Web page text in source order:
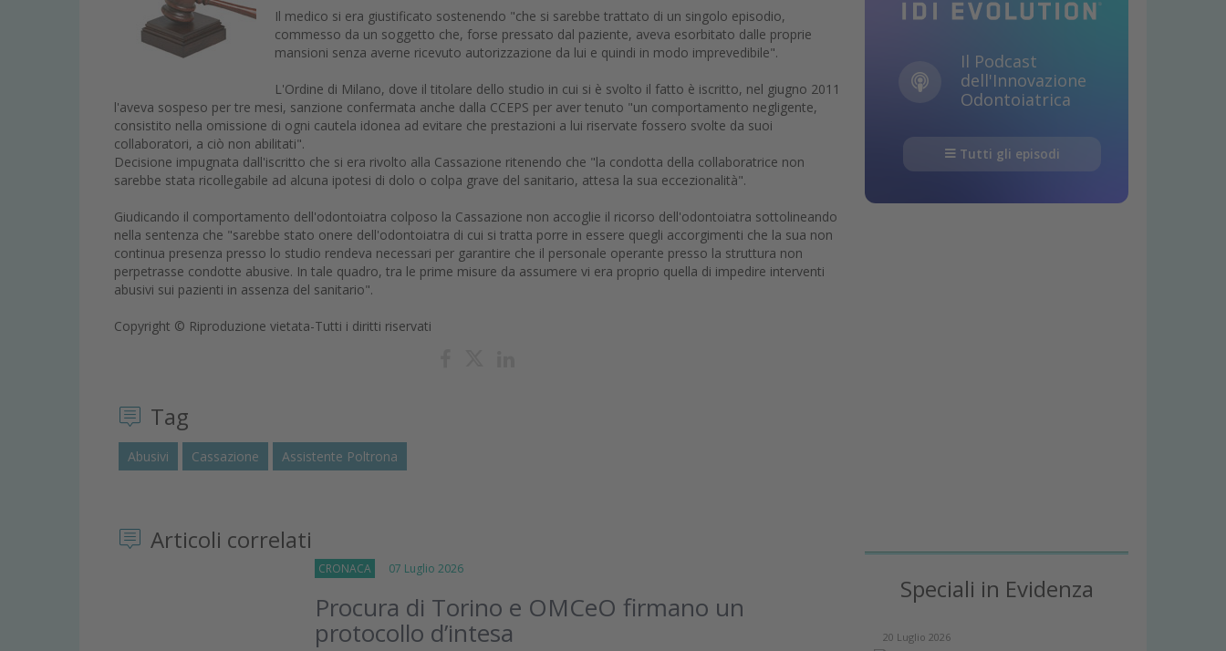
Il medico si era giustificato sostenendo "che si sarebbe trattato di un singolo episodio,
commesso da un soggetto che, forse pressato dal paziente, aveva esorbitato dalle proprie
mansioni senza averne ricevuto autorizzazione da lui e quindi in modo imprevedibile".
L'Ordine di Milano, dove il titolare dello studio in cui si è svolto il fatto è iscritto, nel giugno 2011
l'aveva sospeso per tre mesi, sanzione confermata anche dalla CCEPS per aver tenuto "un comportamento negligente,
consistito nella omissione di ogni cautela idonea ad evitare che prestazioni a lui riservate fossero svolte da suoi
collaboratori, a ciò non abilitati".
Decisione impugnata dall'iscritto che si era rivolto alla Cassazione ritenendo che "la condotta della collaboratrice non
sarebbe stata ricollegabile ad alcuna ipotesi di dolo o colpa grave del sanitario, attesa la sua eccezionalità".
Giudicando il comportamento dell'odontoiatra colposo la Cassazione non accoglie il ricorso dell'odontoiatra sottolineando
nella sentenza che "sarebbe stato onere dell'odontoiatra di cui si tratta porre in essere quegli accorgimenti che la sua non
continua presenza presso lo studio rendeva necessari per garantire che il personale operante presso la struttura non
perpetrasse condotte abusive. In tale quadro, tra le prime misure da assumere vi era proprio quella di impedire interventi
abusivi sui pazienti in assenza del sanitario".
Copyright © Riproduzione vietata-Tutti i diritti riservati
Tag
Abusivi Cassazione Assistente Poltrona
Articoli correlati
CRONACA 07 Luglio 2026
Procura di Torino e OMCeO firmano un
protocollo d’intesa
Il Podcast
dell'Innovazione
Odontoiatrica
Tutti gli episodi
Speciali in Evidenza
20 Luglio 2026